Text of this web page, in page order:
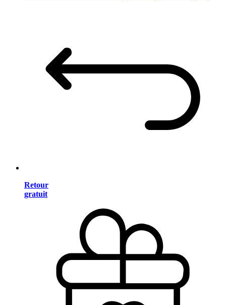
Retour
gratuit